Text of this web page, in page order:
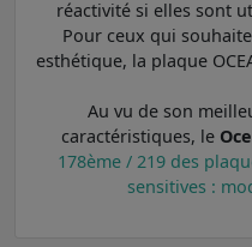
réactivité si elles sont
Pour ceux qui
esthétique, la plaque
Au vu de son
caractéristiques, le
178ème / 219 des
sensitives :